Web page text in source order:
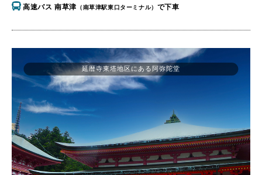
高速バス 南草津 （南草津駅東口ターミナル） で下車
延暦寺東塔地区にある阿弥陀堂